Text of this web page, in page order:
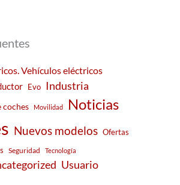
Vehículos eléctricos
Evo Industria
coches Movilidad Noticias
Nuevos modelos Ofertas
Seguridad Tecnología
Usuario